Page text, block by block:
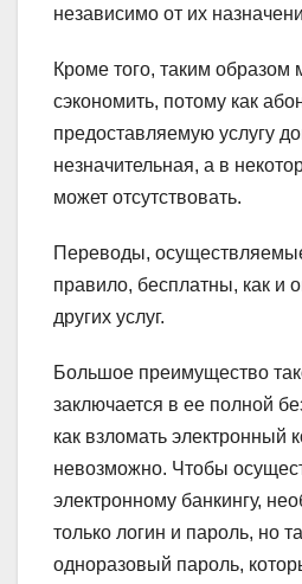
независимо от их
Кроме того, таким
сэкономить, потому как
предоставляемую услугу
незначительная, а в
может отсутствовать.
Переводы,
правило, бесплатны, как и
других услуг.
Большое преимущество
заключается в ее полной
как взломать электронный
невозможно. Чтобы
электронному банкингу,
только логин и пароль, но
одноразовый пароль,